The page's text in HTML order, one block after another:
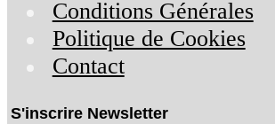
Conditions Générales
Politique de Cookies
Contact
S'inscrire Newsletter